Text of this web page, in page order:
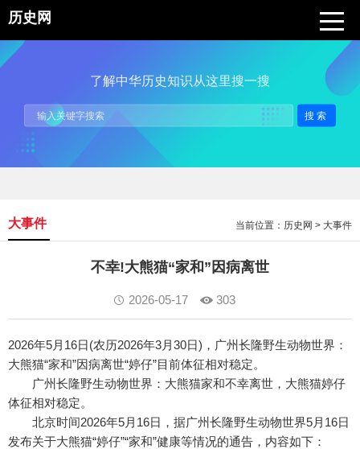
历史网
了解中华历史知识从这里搜一搜
搜索
当前位置： 历史网 > 大事件
大事件
不幸!大熊猫“家和”因病离世
2026-05-17 303
2026年5月16日(农历2026年3月30日)，广州长隆野生动物世界：
大熊猫“家和”因病离世“婷仔”目前体征相对稳定。
广州长隆野生动物世界：大熊猫家和不幸离世，大熊猫婷仔
体征相对稳定。
北京时间2026年5月16日，据广州长隆野生动物世界5月16日
发布关于大熊猫“婷仔”“家和”健康等情况的通告，内容如下：